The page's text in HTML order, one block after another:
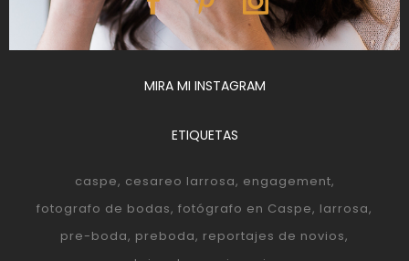
MIRA MI INSTAGRAM
ETIQUETAS
caspe cesareo larrosa engagement
fotografo de bodas fotógrafo en Caspe larrosa
pre-boda preboda reportajes de novios